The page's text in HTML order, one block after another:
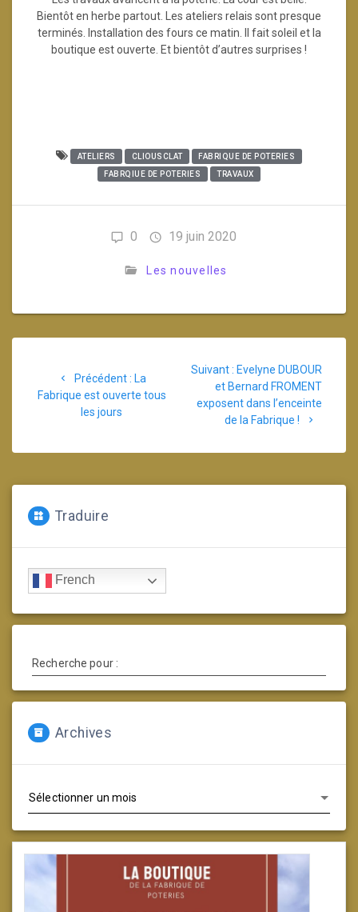
Bientôt en herbe partout. Les ateliers relais sont presque
terminés. Installation des fours ce matin. Il fait soleil et la
boutique est ouverte. Et bientôt d’autres surprises !
ATELIERS CLIOUSCLAT
FABRIQUE DE POTERIES
FABRQIUE DE POTERIES
TRAVAUX
0 19 juin 2020
Les nouvelles
de
l’article
Précédent : Article
précédent
La
Fabrique est ouverte tous
les jours
Suivant : Article
suivant
:
Evelyne DUBOUR
et Bernard FROMENT
exposent dans l’enceinte
de la Fabrique !
Traduire
French
Recherche pour :
Archives